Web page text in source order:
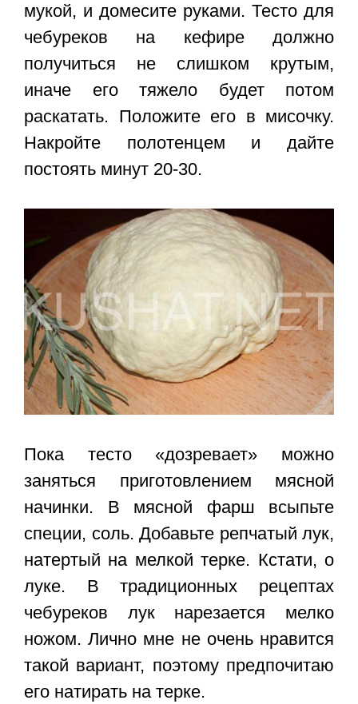
мукой, и домесите руками. Тесто для
чебуреков на кефире должно
получиться не слишком крутым,
иначе его тяжело будет потом
раскатать. Положите его в мисочку.
Накройте полотенцем и дайте
постоять минут 20-30.
Пока тесто «дозревает» можно
заняться приготовлением мясной
начинки. В мясной фарш всыпьте
специи, соль. Добавьте репчатый лук,
натертый на мелкой терке. Кстати, о
луке. В традиционных рецептах
чебуреков лук нарезается мелко
ножом. Лично мне не очень нравится
такой вариант, поэтому предпочитаю
его натирать на терке.